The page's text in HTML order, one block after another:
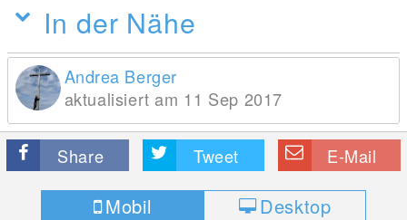
In der Nähe
Andrea Berger
aktualisiert am 11 Sep 2017
Share Tweet E-Mail
Mobil Desktop